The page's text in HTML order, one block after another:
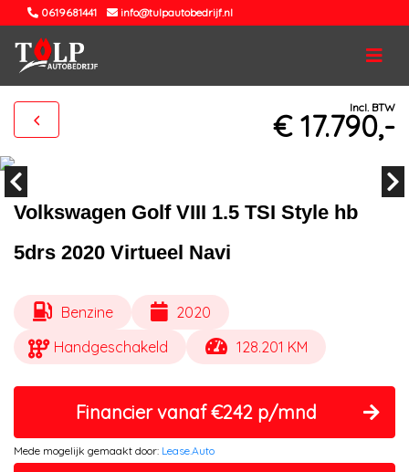
0619681441 info@tulpautobedrijf.nl
Incl. BTW
€ 17.790,-
Volkswagen Golf VIII 1.5 TSI Style hb
5drs 2020 Virtueel Navi
Benzine
2020
Handgeschakeld
128.201 KM
Financier vanaf €242 p/mnd
Mede mogelijk gemaakt door: Lease.Auto